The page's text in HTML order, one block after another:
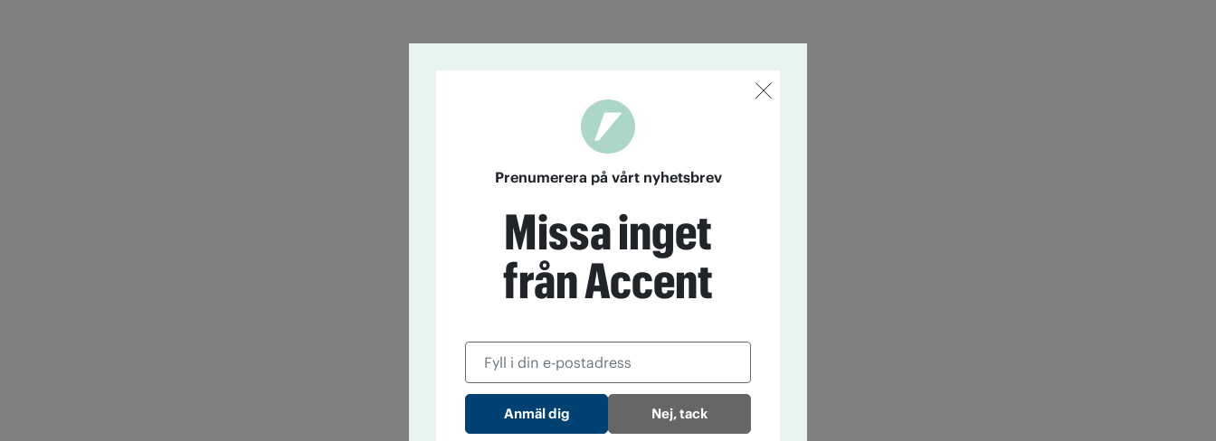
Prenumerera på vårt nyhetsbrev
Missa inget
från Accent
Nej, tack